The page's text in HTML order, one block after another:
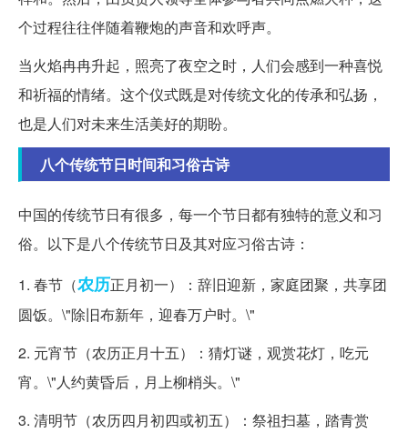
个过程往往伴随着鞭炮的声音和欢呼声。
当火焰冉冉升起，照亮了夜空之时，人们会感到一种喜悦
和祈福的情绪。这个仪式既是对传统文化的传承和弘扬，
也是人们对未来生活美好的期盼。
八个传统节日时间和习俗古诗
中国的传统节日有很多，每一个节日都有独特的意义和习
俗。以下是八个传统节日及其对应习俗古诗：
1. 春节（农历正月初一）：辞旧迎新，家庭团聚，共享团
圆饭。\"除旧布新年，迎春万户时。\"
2. 元宵节（农历正月十五）：猜灯谜，观赏花灯，吃元
宵。\"人约黄昏后，月上柳梢头。\"
3. 清明节（农历四月初四或初五）：祭祖扫墓，踏青赏